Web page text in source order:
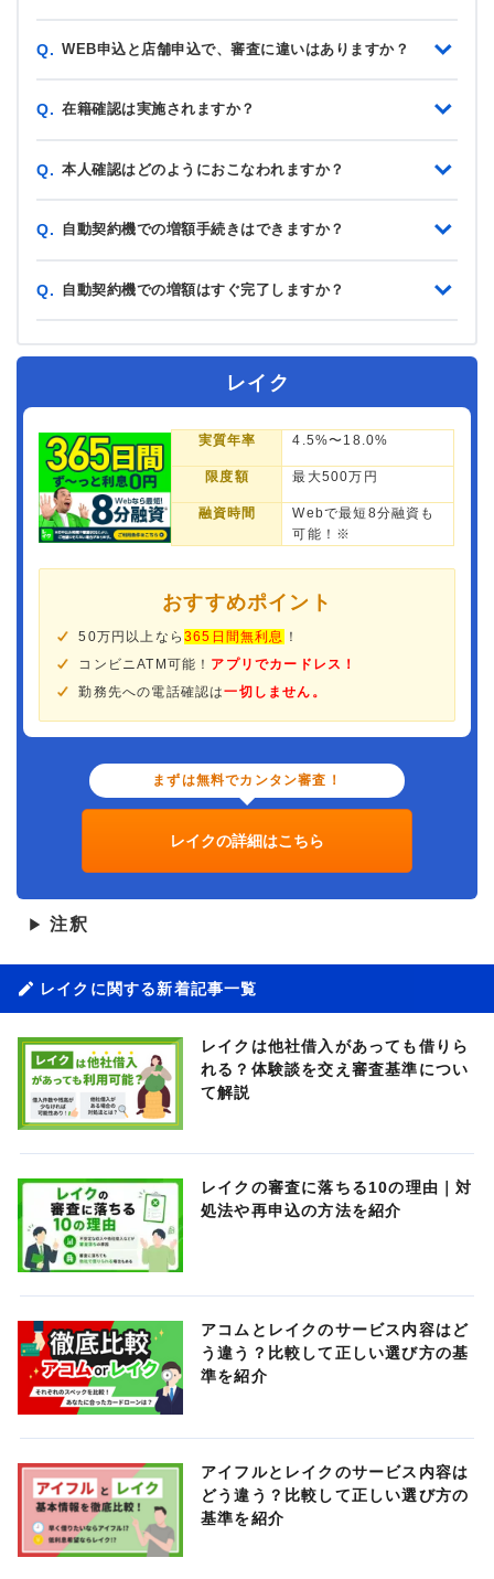
Q. WEB申込と店舗申込で、審査に違いはありますか？
Q. 在籍確認は実施されますか？
Q. 本人確認はどのようにおこなわれますか？
Q. 自動契約機での増額手続きはできますか？
Q. 自動契約機での増額はすぐ完了しますか？
レイク
実質年率 4.5%〜18.0%
限度額 最大500万円
融資時間
Webで最短8分融資も
可能！※
おすすめポイント
50万円以上なら365日間無利息
！
コンビニATM可能！ アプリでカードレス！
勤務先への電話確認は一切しません。
まずは無料でカンタン審査！
レイクの詳細はこちら
▶ 注釈
レイクに関する新着記事一覧
レイクは他社借入があっても借りら
れる？体験談を交え審査基準につい
て解説
レイクの審査に落ちる10の理由｜対
処法や再申込の方法を紹介
アコムとレイクのサービス内容はど
う違う？比較して正しい選び方の基
準を紹介
アイフルとレイクのサービス内容は
どう違う？比較して正しい選び方の
基準を紹介